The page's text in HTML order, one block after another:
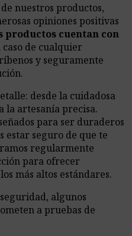
nuestros productos,
opiniones positivas
productos cuentan con
caso de cualquier
y seguramente
desde la cuidadosa
la artesanía precisa.
para ser duraderos
estar seguro de que te
regularmente
para ofrecer
más altos estándares.
algunos
a pruebas de